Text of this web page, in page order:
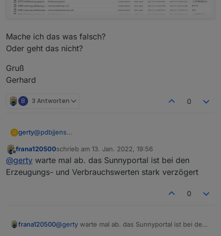
Mache ich das was falsch?
Oder geht das nicht?
Gruß
Gerhard
B 3 Antworten 0
G gerty@pdbjjens
Ich habe den Adapter installiert und er scheint super zu
funktionieren. (Danke für eure tolle Arbeit)
Aber ich bekomme andere Werte angezeigt wie das WEB
Interface zum Wert: Netzbezug Heute
Offline
frana120500schrieb am 13. Jan. 2022, 19:56
zuletzt editiert von
@gerty warte mal ab. das Sunnyportal ist bei den
Erzeugungs- und Verbrauchswerten stark verzögert
0
frana120500@gerty warte mal ab. das Sunnyportal ist bei den